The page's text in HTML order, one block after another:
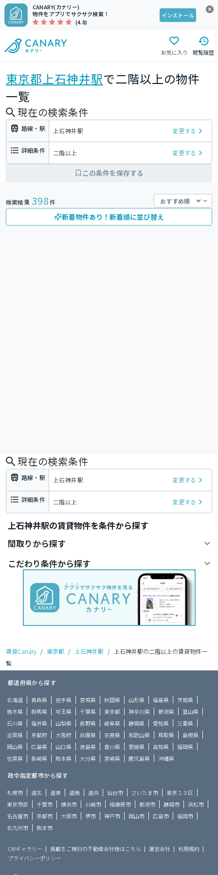
CANARY(カナリー)
物件をアプリでサクサク検索！
(4.8)
インストール
お気に入り 閲覧履歴
東京都上石神井駅で二階以上の物件
一覧
現在の検索条件
路線・駅 上石神井駅 変更する
詳細条件 二階以上 変更する
この条件を保存する
検索結果 398件
新着物件あり！新着順に並び替え
現在の検索条件
路線・駅 上石神井駅 変更する
詳細条件 二階以上 変更する
上石神井駅の賃貸物件を条件から探す
間取りから探す
こだわり条件から探す
賃貸Canary / 東京都 / 上石神井駅 /
上石神井駅の二階以上の賃貸物件一
覧
都道府県から探す
北海道 青森県 岩手県 宮城県 秋田県 山形県 福島県
茨城県
栃木県
群馬県 埼玉県 千葉県 東京都 神奈川県 新潟県
富山県
石川県
福井県 山梨県 長野県 岐阜県 静岡県 愛知県
三重県
滋賀県
京都府 大阪府 兵庫県 奈良県 和歌山県 鳥取県
島根県
岡山県
広島県 山口県 徳島県 香川県 愛媛県 高知県
福岡県
佐賀県
長崎県 熊本県 大分県 宮崎県 鹿児島県 沖縄県
政令指定都市から探す
札幌市 道北 道東 道南 道央 仙台市 さいたま市
東京２３区
東京市部
千葉市 横浜市 川崎市 相模原市 新潟市 静岡市
浜松市
名古屋市
京都市 大阪市 堺市 神戸市 岡山市 広島市
福岡市
北九州市
熊本市
CMギャラリー 掲載をご検討の不動産会社様はこちら 運営会社
利用規約
プライバシーポリシー